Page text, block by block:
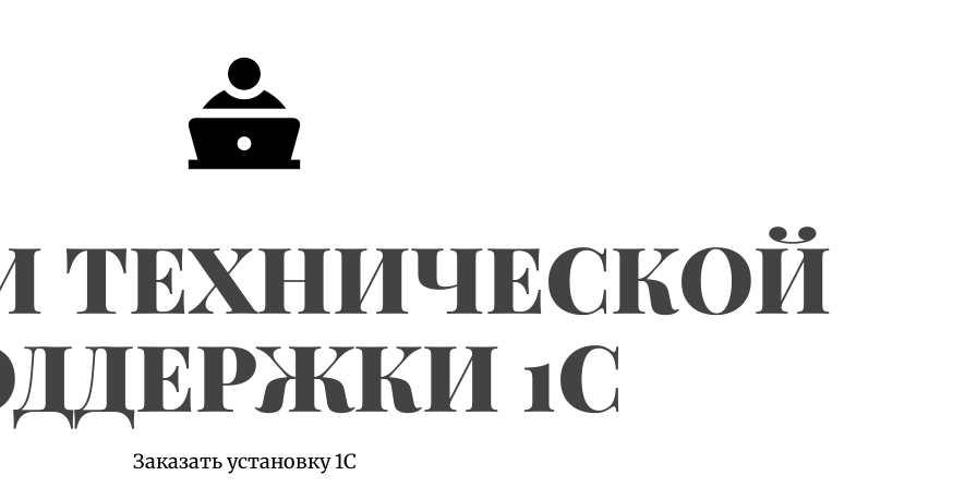
ТЕХНИЧЕСКОЙ
1С
Заказать установку 1С